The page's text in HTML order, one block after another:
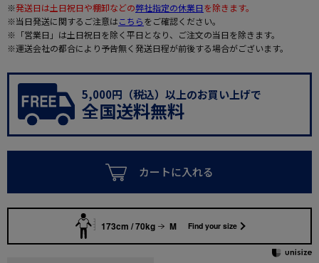
※発送日は土日祝日や棚卸などの弊社指定の休業日を除きます。
※当日発送に関するご注意はこちらをご確認ください。
※「営業日」は土日祝日を除く平日となり、ご注文の当日を除きます。
※運送会社の都合により予告無く発送日程が前後する場合がございます。
5,000円（税込）以上のお買い上げで
全国送料無料
カートに入れる
173cm / 70kg M Find your size